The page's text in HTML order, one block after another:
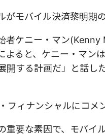
がモバイル決済黎明期
者ケニー・マン
よると、ケニー・マン
開する計画だ」と話し
ィナンシャルにコメ
重要な素因で、モバイ